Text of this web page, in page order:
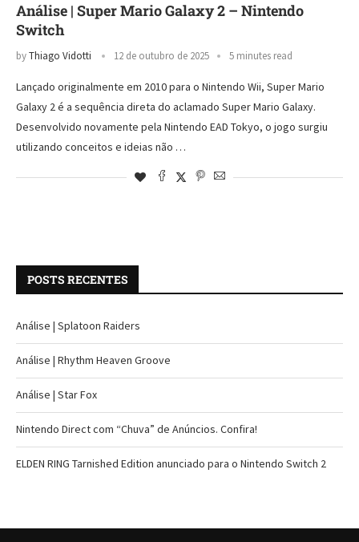
Análise | Super Mario Galaxy 2 – Nintendo
Switch
byThiago Vidotti 12 de outubro de 2025 5 minutes read
Lançado originalmente em 2010 para o Nintendo Wii, Super Mario
Galaxy 2 é a sequência direta do aclamado Super Mario Galaxy.
Desenvolvido novamente pela Nintendo EAD Tokyo, o jogo surgiu
utilizando conceitos e ideias não …
POSTS RECENTES
Análise | Splatoon Raiders
Análise | Rhythm Heaven Groove
Análise | Star Fox
Nintendo Direct com “Chuva” de Anúncios. Confira!
ELDEN RING Tarnished Edition anunciado para o Nintendo Switch 2